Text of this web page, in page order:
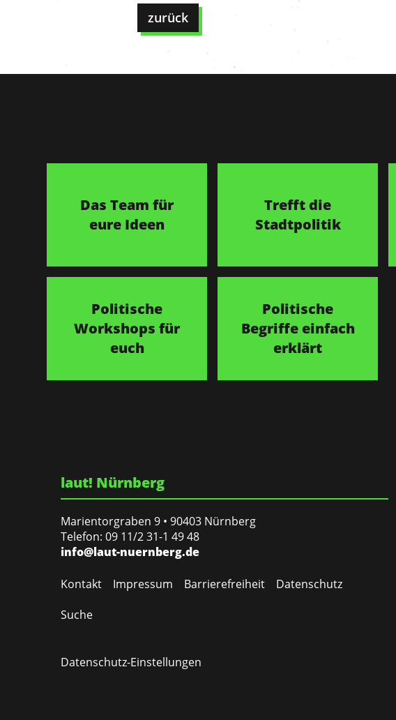
zurück
Das Team für
eure Ideen
Trefft die
Stadtpolitik
Politische
Workshops für
euch
Politische
Begriffe einfach
erklärt
laut! Nürnberg
Marientorgraben 9 • 90403 Nürnberg
Telefon: 09 11/2 31-1 49 48
info@laut-nuernberg.de
Kontakt Impressum Barrierefreiheit
Datenschutz
Suche
Datenschutz-Einstellungen